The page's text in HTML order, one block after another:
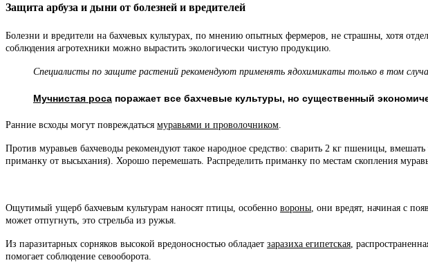
Защита арбуза и дыни от болезней и вредителей
Болезни и вредители на бахчевых культурах, по мнению опытных фермеров, не страшны, хотя
соблюдения агротехники можно вырастить экологически чистую продукцию.
Специалисты по защите растений рекомендуют применять ядохимикаты только в том
Мучнистая роса поражает все бахчевые культуры, но существенный
Ранние всходы могут повреждаться муравьями и проволочником.
Против муравьев бахчеводы рекомендуют такое народное средство: сварить 2 кг пшеницы,
приманку от высыхания). Хорошо перемешать. Распределить приманку по местам скопления
Ощутимый ущерб бахчевым культурам наносят птицы, особенно вороны, они вредят, начиная с
может отпугнуть, это стрельба из ружья.
Из паразитарных сорняков высокой вредоносностью обладает заразиха египетская,
помогает соблюдение севооборота.